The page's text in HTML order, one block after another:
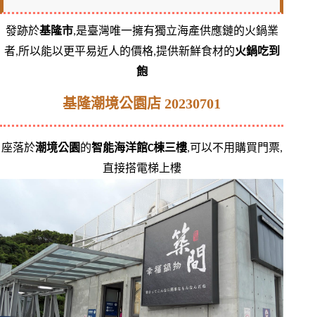
發跡於基隆市,是臺灣唯一擁有獨立海產供應鏈的火鍋業
者,所以能以更平易近人的價格,提供新鮮食材的火鍋吃到
飽
基隆潮境公園店 20230701
座落於潮境公園 的智能海洋館C棟三樓,可以不用購買門票,
直接搭電梯上樓